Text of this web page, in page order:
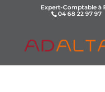
Expert-Comptable à
04 68 22 97 97